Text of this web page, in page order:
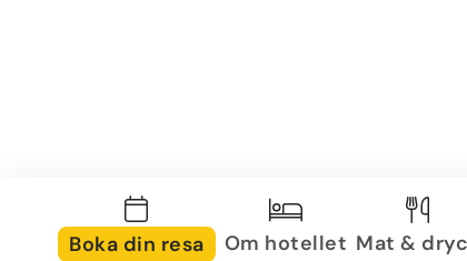
Boka din resa Om hotellet Mat &